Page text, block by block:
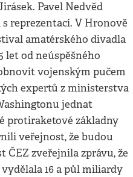
Pavel Nedvěd
reprezentací. V Hronově
amatérského divadla
let od neúspěšného
vojenským pučem
expertů z ministerstva
jednat
protiraketové základny
veřejnost, že budou
ČEZ zveřejnila zprávu, že
16 a půl miliardy